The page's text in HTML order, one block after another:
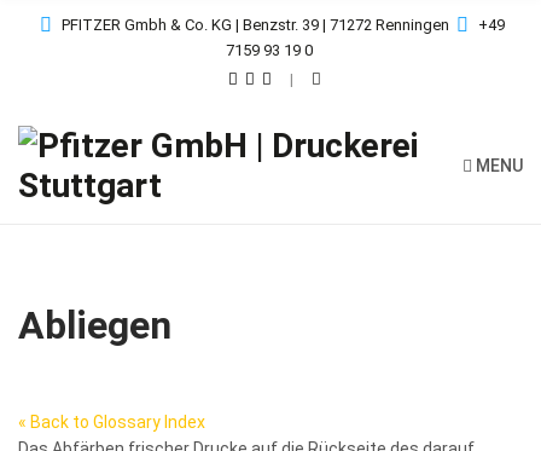
PFITZER Gmbh & Co. KG | Benzstr. 39 | 71272 Renningen
+49
7159 93 19 0
MENU
Abliegen
« Back to Glossary Index